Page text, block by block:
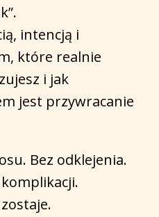
intencją i
które realnie
i jak
jest przywracanie
Bez odklejenia.